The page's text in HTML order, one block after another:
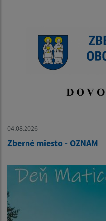
04.08.2026
Zberné miesto - OZNAM